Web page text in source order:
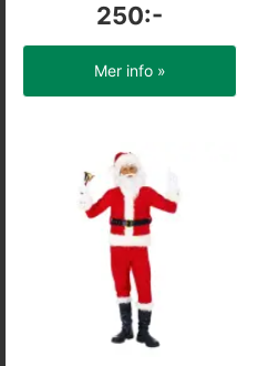
250:-
Mer info »